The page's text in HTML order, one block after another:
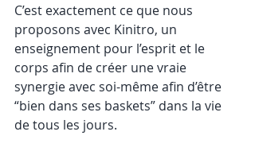
C’est exactement ce que nous
proposons avec Kinitro, un
enseignement pour l’esprit et le
corps afin de créer une vraie
synergie avec soi-même afin d’être
“bien dans ses baskets” dans la vie
de tous les jours.